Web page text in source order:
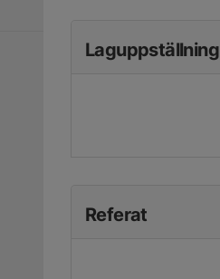
Laguppställning
Referat